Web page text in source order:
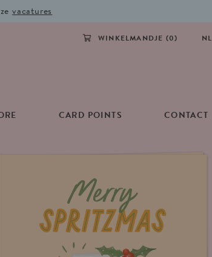
vacatures
WINKELMANDJE (0) NL
CARD POINTS CONTACT